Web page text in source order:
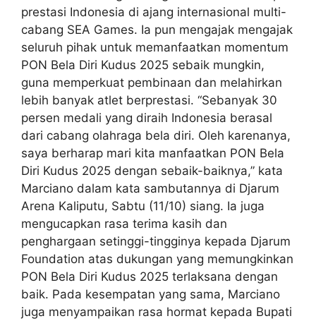
prestasi Indonesia di ajang internasional multi-
cabang SEA Games. Ia pun mengajak mengajak
seluruh pihak untuk memanfaatkan momentum
PON Bela Diri Kudus 2025 sebaik mungkin,
guna memperkuat pembinaan dan melahirkan
lebih banyak atlet berprestasi. “Sebanyak 30
persen medali yang diraih Indonesia berasal
dari cabang olahraga bela diri. Oleh karenanya,
saya berharap mari kita manfaatkan PON Bela
Diri Kudus 2025 dengan sebaik-baiknya,” kata
Marciano dalam kata sambutannya di Djarum
Arena Kaliputu, Sabtu (11/10) siang. Ia juga
mengucapkan rasa terima kasih dan
penghargaan setinggi-tingginya kepada Djarum
Foundation atas dukungan yang memungkinkan
PON Bela Diri Kudus 2025 terlaksana dengan
baik. Pada kesempatan yang sama, Marciano
juga menyampaikan rasa hormat kepada Bupati